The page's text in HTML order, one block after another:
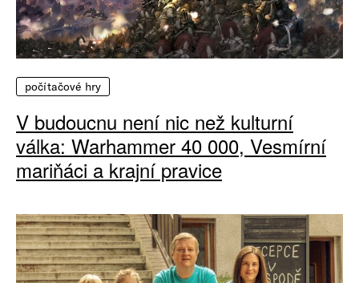
počítačové hry
V budoucnu není nic než kulturní
válka: Warhammer 40 000, Vesmírní
mariňáci a krajní pravice